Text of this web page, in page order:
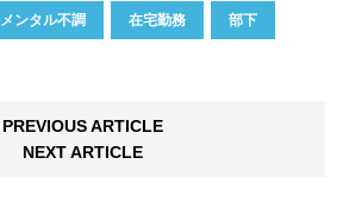
メンタル不調 在宅勤務 部下
PREVIOUS ARTICLE
NEXT ARTICLE